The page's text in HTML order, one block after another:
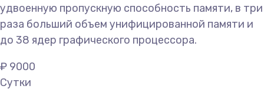
удвоенную пропускную способность памяти, в три
раза больший объем унифицированной памяти и
до 38 ядер графического процессора.
₽ 9000
Сутки